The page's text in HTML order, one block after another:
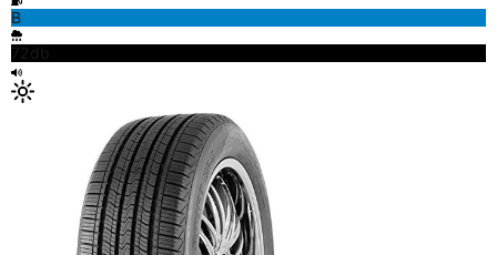
B
72db